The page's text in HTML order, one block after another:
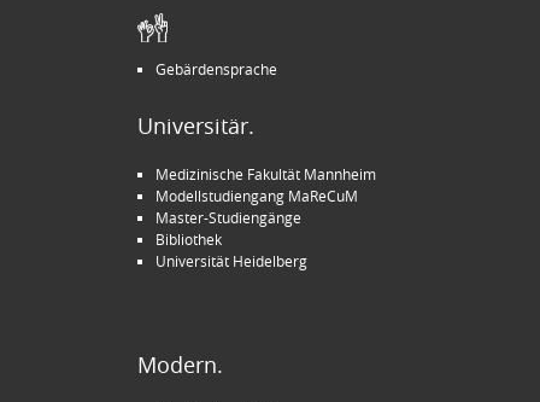
Gebärdensprache
Universitär.
Medizinische Fakultät Mannheim
Modellstudiengang MaReCuM
Master-Studiengänge
Bibliothek
Universität Heidelberg
Modern.